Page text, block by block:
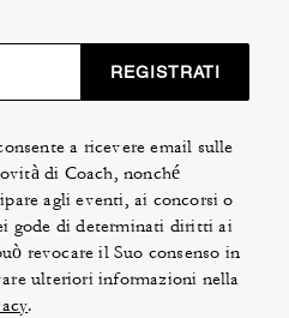
REGISTRATI
a ricevere email sulle
di Coach, nonché
agli eventi, ai concorsi o
gode di determinati diritti ai
revocare il Suo consenso in
ulteriori informazioni nella
.